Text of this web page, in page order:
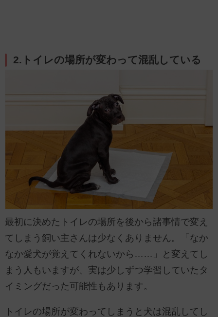
2.トイレの場所が変わって混乱している
最初に決めたトイレの場所を後から諸事情で変え
てしまう飼い主さんは少なくありません。「なか
なか愛犬が覚えてくれないから……」と変えてし
まう人もいますが、実は少しずつ学習していたタ
イミングだった可能性もあります。
トイレの場所が変わってしまうと犬は混乱してし